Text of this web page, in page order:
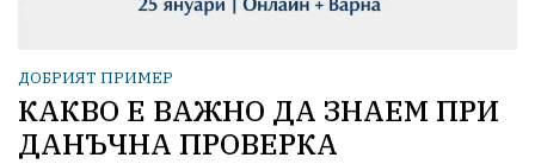
ДОБРИЯТ ПРИМЕР
КАКВО Е ВАЖНО ДА ЗНАЕМ ПРИ
ДАНЪЧНА ПРОВЕРКА